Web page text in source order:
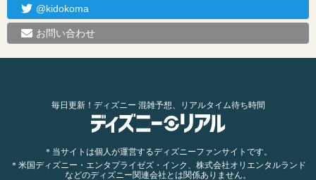
@kidokoma
お問い合わせ
毎日更新！ディズニー 混雑予想、リアルタイム待ち時間
＊当サイトは個人が運営するディズニーファンサイトです。
＊米国ディズニー・エンタプライゼズ・インク、株式会社オリエンタルランド
などのディズニー関連会社とは関係ありません。